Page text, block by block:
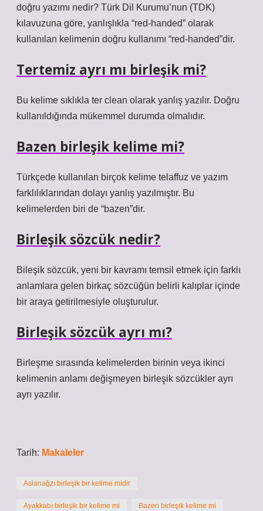
doğru yazımı nedir? Türk Dil Kurumu’nun (TDK)
kılavuzuna göre, yanlışlıkla “red-handed” olarak
kullanılan kelimenin doğru kullanımı “red-handed”dir.
Tertemiz ayrı mı birleşik mi?
Bu kelime sıklıkla ter clean olarak yanlış yazılır. Doğru
kullanıldığında mükemmel durumda olmalıdır.
Bazen birleşik kelime mi?
Türkçede kullanılan birçok kelime telaffuz ve yazım
farklılıklarından dolayı yanlış yazılmıştır. Bu
kelimelerden biri de “bazen”dir.
Birleşik sözcük nedir?
Bileşik sözcük, yeni bir kavramı temsil etmek için farklı
anlamlara gelen birkaç sözcüğün belirli kalıplar içinde
bir araya getirilmesiyle oluşturulur.
Birleşik sözcük ayrı mı?
Birleşme sırasında kelimelerden birinin veya ikinci
kelimenin anlamı değişmeyen birleşik sözcükler ayrı
ayrı yazılır.
Tarih: Makaleler
Aslanağzı birleşik bir kelime midir
Ayakkabı birleşik bir kelime mi Bazen birleşik kelime mi